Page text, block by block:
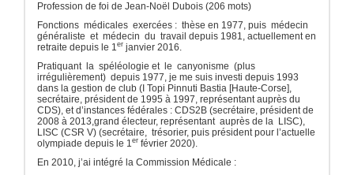
Profession de foi de Jean-Noël Dubois (206 mots)
Fonctions médicales exercées : thèse en 1977, puis médecin
généraliste et médecin du travail depuis 1981, actuellement en
retraite depuis le 1 er janvier 2016.
Pratiquant la spéléologie et le canyonisme (plus
irrégulièrement) depuis 1977, je me suis investi depuis 1993
dans la gestion de club (I Topi Pinnuti Bastia [Haute-Corse],
secrétaire, président de 1995 à 1997, représentant auprès du
CDS), et d’instances fédérales : CDS2B (secrétaire, président de
2008 à 2013,grand électeur, représentant auprès de la LISC),
LISC (CSR V) (secrétaire, trésorier, puis président pour l’actuelle
olympiade depuis le 1 er février 2020).
En 2010, j’ai intégré la Commission Médicale :